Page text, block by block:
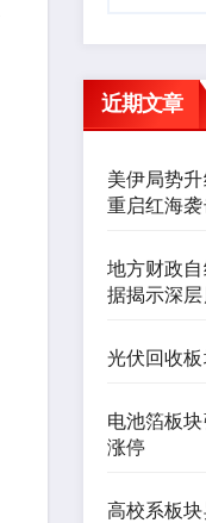
近期文章
美伊局势
重启红海
地方财政
据揭示深
光伏回收
电池箔板
涨停
高校系板